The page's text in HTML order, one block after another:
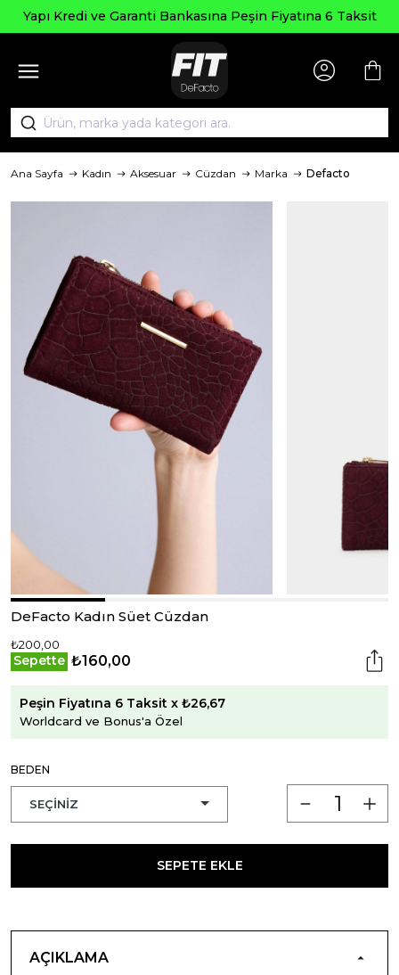
Yapı Kredi ve Garanti Bankasına Peşin Fiyatına 6 Taksit
Ana Sayfa Kadın Aksesuar Cüzdan Marka Defacto
DeFacto Kadın Süet Cüzdan
₺200,00
Sepette ₺160,00
Peşin Fiyatına 6 Taksit x ₺26,67
Worldcard ve Bonus'a Özel
BEDEN
SEPETE EKLE
AÇIKLAMA